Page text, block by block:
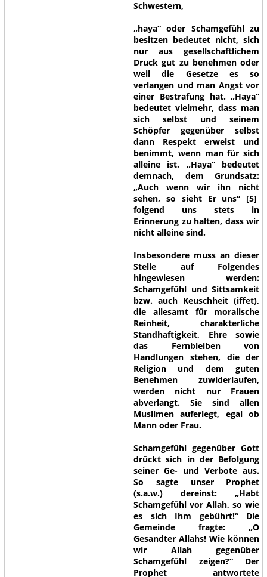
Schwestern,
„haya“ oder Schamgefühl zu
besitzen bedeutet nicht, sich
nur aus gesellschaftlichem
Druck gut zu benehmen oder
weil die Gesetze es so
verlangen und man Angst vor
einer Bestrafung hat. „Haya“
bedeutet vielmehr, dass man
sich selbst und seinem
Schöpfer gegenüber selbst
dann Respekt erweist und
benimmt, wenn man für sich
alleine ist. „Haya“bedeutet
demnach, dem Grundsatz:
„Auch wenn wir ihn nicht
sehen, so sieht Er uns“ [5]
folgend uns stets in
Erinnerung zu halten, dass wir
nicht alleine sind.
Insbesondere muss an dieser
Stelle auf Folgendes
hingewiesen werden:
Schamgefühl und Sittsamkeit
bzw. auch Keuschheit (iffet),
die allesamt für moralische
Reinheit, charakterliche
Standhaftigkeit, Ehre sowie
das Fernbleiben von
Handlungen stehen, die der
Religion und dem guten
Benehmen zuwiderlaufen,
werden nicht nur Frauen
abverlangt. Sie sind allen
Muslimen auferlegt, egal ob
Mann oder Frau.
Schamgefühl gegenüber Gott
drückt sich in der Befolgung
seiner Ge- und Verbote aus.
So sagte unser Prophet
(s.a.w.) dereinst:„Habt
Schamgefühl vor Allah, so wie
es sich Ihm gebührt!“Die
Gemeinde fragte: „O
Gesandter Allahs! Wie können
wir Allah gegenüber
Schamgefühl zeigen?“ Der
Prophet antwortete